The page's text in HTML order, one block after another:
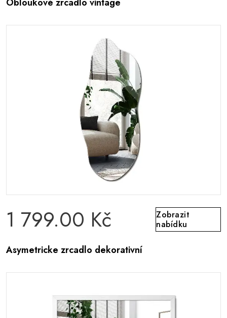
1 799.00 Kč
Zobrazit
nabídku
Asymetricke zrcadlo dekorativní